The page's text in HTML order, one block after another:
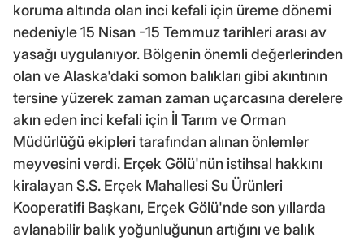
koruma altında olan inci kefali için üreme dönemi
nedeniyle 15 Nisan -15 Temmuz tarihleri arası av
yasağı uygulanıyor. Bölgenin önemli değerlerinden
olan ve Alaska'daki somon balıkları gibi akıntının
tersine yüzerek zaman zaman uçarcasına derelere
akın eden inci kefali için İl Tarım ve Orman
Müdürlüğü ekipleri tarafından alınan önlemler
meyvesini verdi. Erçek Gölü'nün istihsal hakkını
kiralayan S.S. Erçek Mahallesi Su Ürünleri
Kooperatifi Başkanı, Erçek Gölü'nde son yıllarda
avlanabilir balık yoğunluğunun artığını ve balık